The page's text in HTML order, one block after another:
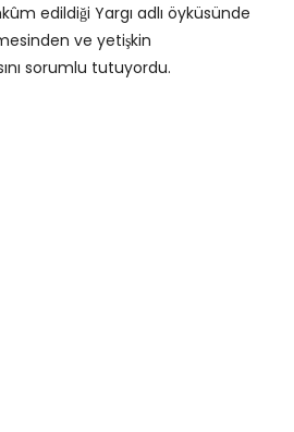
edildiği Yargı adlı öyküsünde
ve yetişkin
sorumlu tutuyordu.